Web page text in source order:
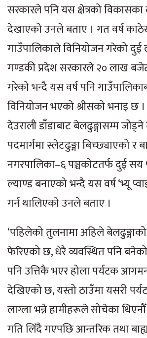
सरकारले पनि यस क्षेत्रको विकासका
देखाएको उनले बताए । गत वर्ष
गाउँपालिकाले विनियोजन गरेको दुई
गण्डकी प्रदेश सरकारले २० लाख
गरेको भन्दै यस वर्ष पनि
विनियोजन भएको श्रीसको भनाइ छ
देउराली डाँडाबाट बेलढुङ्गासम्म
पदमार्गमा स्लेटढुङ्गा बिच्छ्याएको र
नगरपालिका–६ पञ्चकोटतर्फ दुई
ल्याण्ड बनाएको भन्दै यस वर्ष ‘भ्यू
गर्न थालिएको उनले बताए ।
‘पहिलेको तुलनामा अहिले
फेरिएको छ, धेरै व्यवस्थित पनि बनेको
पनि उत्तिकै भएर होला पर्यटक
देखिएको छ, यस्तो ठाउँमा यसरी
लाग्ला भन्ने हामीहरूले सोचेका
गति लिँदै गएपछि आन्तरिक तथा